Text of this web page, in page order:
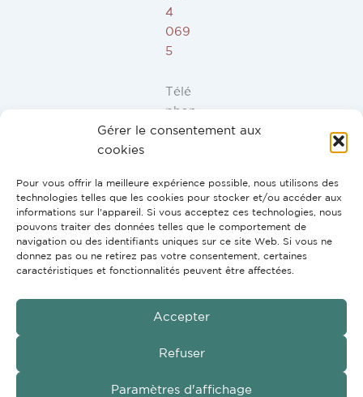
Gérer le consentement aux
cookies
Pour vous offrir la meilleure expérience possible, nous utilisons des
technologies telles que les cookies pour stocker et/ou accéder aux
informations sur l'appareil. Si vous acceptez ces technologies, nous
pouvons traiter des données telles que le comportement de
navigation ou des identifiants uniques sur ce site Web. Si vous ne
donnez pas ou ne retirez pas votre consentement, certaines
caractéristiques et fonctionnalités peuvent être affectées.
Accepter
Refuser
Paramètres d'affichage
4
069
5
Télé
phon
e ES,
PT:
+34
91
946
44